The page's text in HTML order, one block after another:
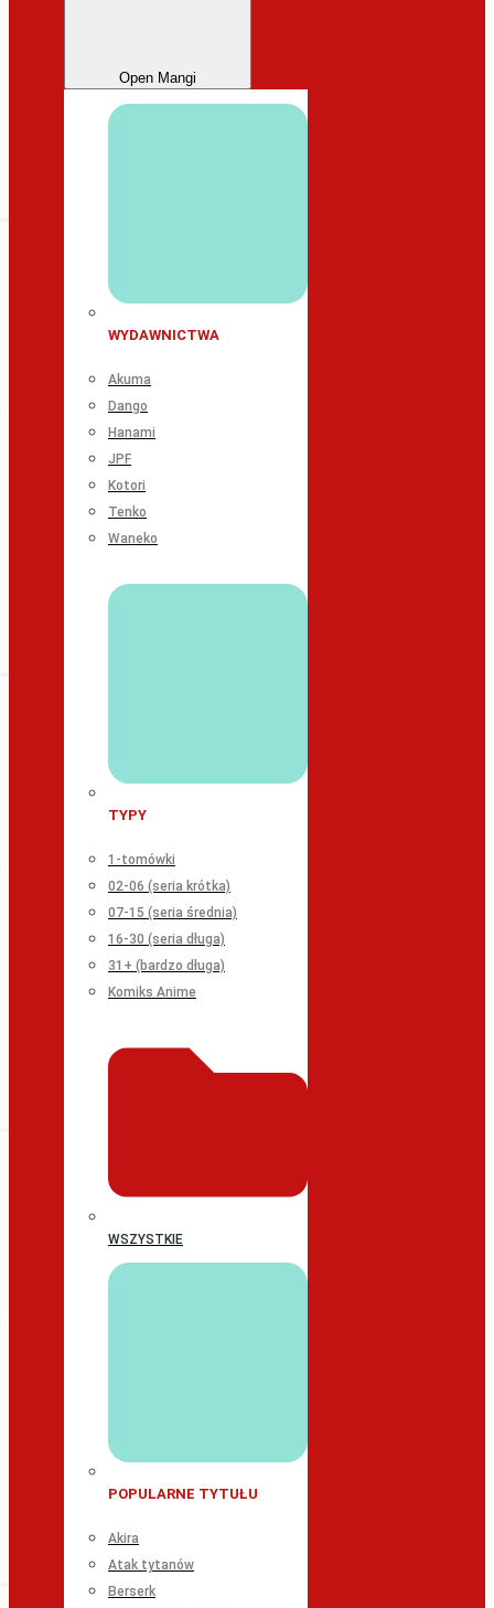
Open Mangi
WYDAWNICTWA
Akuma
Dango
Hanami
JPF
Kotori
Tenko
Waneko
TYPY
1-tomówki
02-06 (seria krótka)
07-15 (seria średnia)
16-30 (seria długa)
31+ (bardzo długa)
Komiks Anime
WSZYSTKIE
POPULARNE TYTUŁU
Akira
Atak tytanów
Berserk